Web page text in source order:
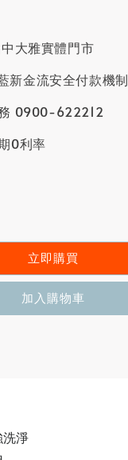
大雅實體門市
新金流安全付款機制
0900-622212
0利率
立即購買
加入購物車
洗淨